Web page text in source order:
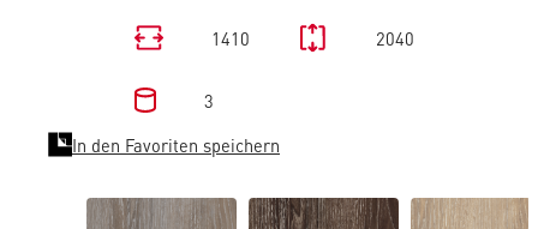
1410 2040
3
In den Favoriten speichern